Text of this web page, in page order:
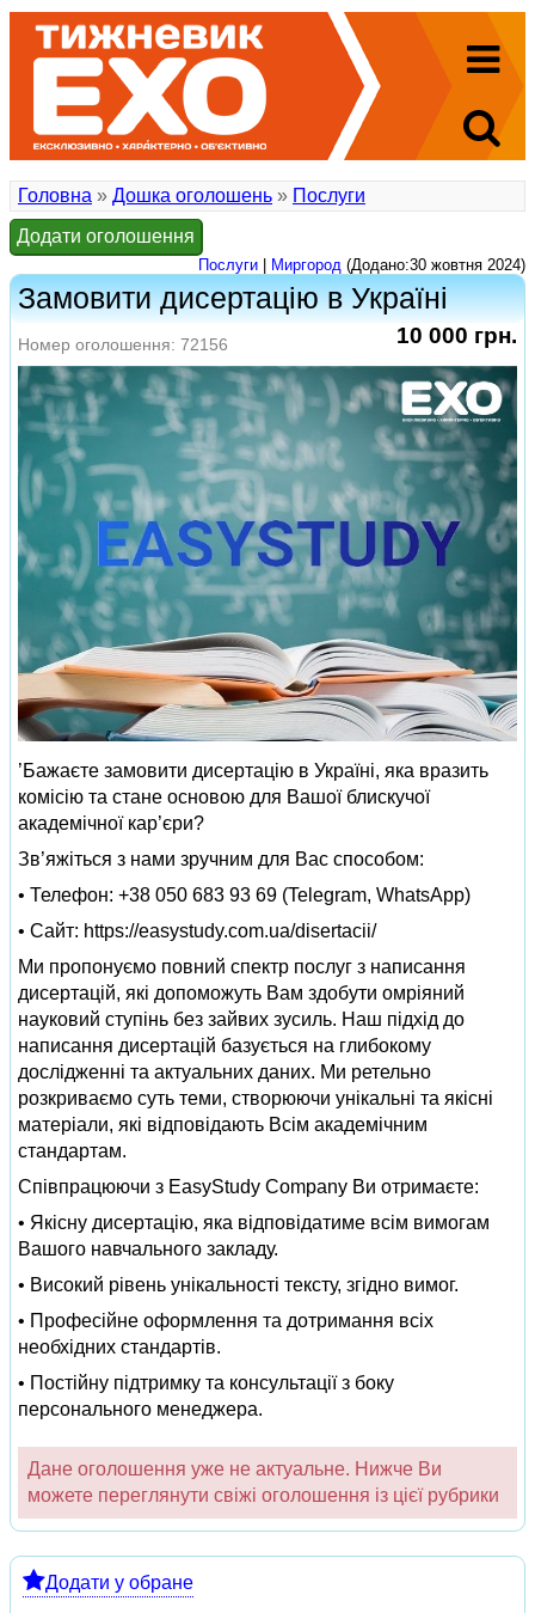
Головна » Дошка оголошень » Послуги
Додати оголошення
Послуги Миргород (Додано:30 жовтня 2024)
Замовити дисертацію в Україні
10 000 грн.
Номер оголошення: 72156
’Бажаєте замовити дисертацію в Україні, яка вразить
комісію та стане основою для Вашої блискучої
академічної кар’єри?
Зв’яжіться з нами зручним для Вас способом:
• Телефон: +38 050 683 93 69 (Telegram, WhatsApp)
• Сайт: https://easystudy.com.ua/disertacii/
Ми пропонуємо повний спектр послуг з написання
дисертацій, які допоможуть Вам здобути омріяний
науковий ступінь без зайвих зусиль. Наш підхід до
написання дисертацій базується на глибокому
дослідженні та актуальних даних. Ми ретельно
розкриваємо суть теми, створюючи унікальні та якісні
матеріали, які відповідають Всім академічним
стандартам.
Співпрацюючи з EasyStudy Company Ви отримаєте:
• Якісну дисертацію, яка відповідатиме всім вимогам
Вашого навчального закладу.
• Високий рівень унікальності тексту, згідно вимог.
• Професійне оформлення та дотримання всіх
необхідних стандартів.
• Постійну підтримку та консультації з боку
персонального менеджера.
Дане оголошення уже не актуальне. Нижче Ви
можете переглянути свіжі оголошення із цієї рубрики
Додати у обране